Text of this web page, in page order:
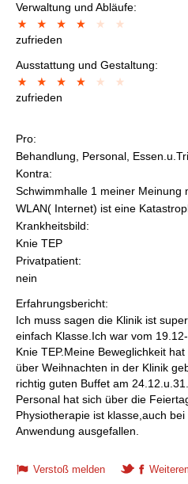
Verwaltung und Abläufe:
zufrieden
Ausstattung und Gestaltung:
zufrieden
Pro:
Behandlung, Personal,
Kontra:
Schwimmhalle 1 meiner Meinung
WLAN( Internet) ist eine
Krankheitsbild:
Knie TEP
Privatpatient:
nein
Erfahrungsbericht:
Ich muss sagen die Klinik ist
einfach Klasse.Ich war vom
Knie TEP.Meine Beweglichkeit
über Weihnachten in der Klinik
richtig guten Buffet am
Personal hat sich über die
Physiotherapie ist klasse,auch
Anwendung ausgefallen.
Verstoß melden